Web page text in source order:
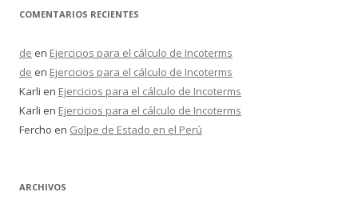
COMENTARIOS RECIENTES
de en Ejercicios para el cálculo de Incoterms
de en Ejercicios para el cálculo de Incoterms
Karli en Ejercicios para el cálculo de Incoterms
Karli en Ejercicios para el cálculo de Incoterms
Fercho en Golpe de Estado en el Perú
ARCHIVOS